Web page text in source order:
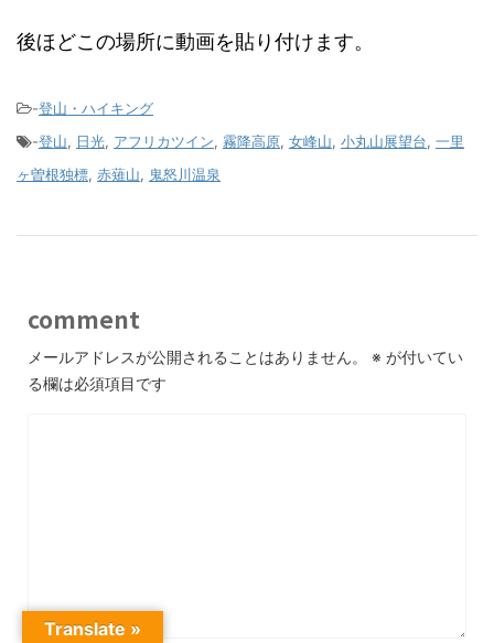
後ほどこの場所に動画を貼り付けます。
-登山・ハイキング
-登山, 日光, アフリカツイン, 霧降高原, 女峰山, 小丸山展望台, 一里
ヶ曽根独標, 赤薙山, 鬼怒川温泉
comment
メールアドレスが公開されることはありません。 ※ が付いてい
る欄は必須項目です
Translate »